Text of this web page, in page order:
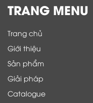
TRANG MENU
Trang chủ
Giới thiệu
Sản phẩm
Giải pháp
Catalogue